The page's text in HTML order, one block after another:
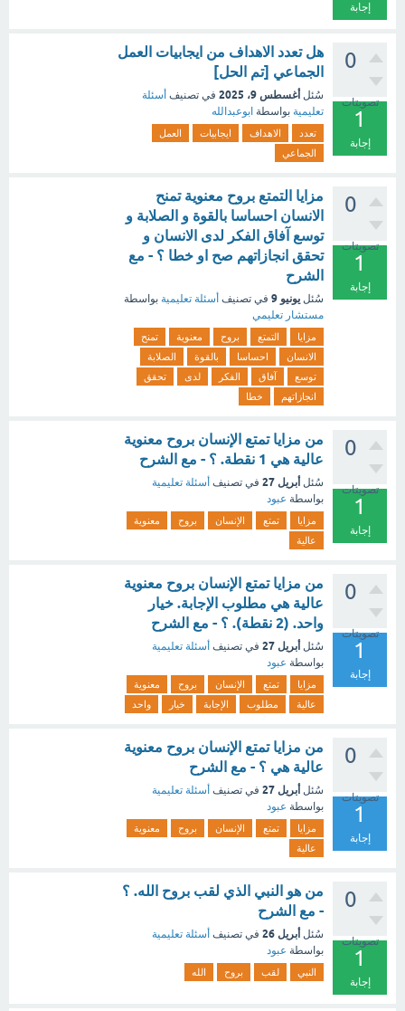
إجابة
0
تصويتات
1
إجابة
هل تعدد الاهداف من ايجابيات العمل
الجماعي [تم الحل]
سُئل أغسطس 9، 2025 في تصنيف أسئلة
تعليمية بواسطة ابوعبدالله
تعدد الاهداف ايجابيات
العمل
الجماعي
0
تصويتات
1
إجابة
مزايا التمتع بروح معنوية تمنح
الانسان احساسا بالقوة و الصلابة و
توسع آفاق الفكر لدى الانسان و
تحقق انجازاتهم صح او خطا ؟ - مع
الشرح
سُئل يونيو 9 في تصنيف أسئلة تعليمية بواسطة
مستشار تعليمي
مزايا التمتع بروح معنوية
تمنح
الانسان
احساسا بالقوة
الصلابة
توسع
آفاق الفكر لدى
تحقق
انجازاتهم
خطا
0
تصويتات
1
إجابة
من مزايا تمتع الإنسان بروح معنوية
عالية هي 1 نقطة. ؟ - مع الشرح
سُئل أبريل 27 في تصنيف أسئلة تعليمية
بواسطة عبود
مزايا تمتع الإنسان بروح
معنوية
عالية
0
تصويتات
1
إجابة
من مزايا تمتع الإنسان بروح معنوية
عالية هي مطلوب الإجابة. خيار
واحد. (2 نقطة). ؟ - مع الشرح
سُئل أبريل 27 في تصنيف أسئلة تعليمية
بواسطة عبود
مزايا تمتع الإنسان بروح
معنوية
عالية
مطلوب الإجابة خيار واحد
0
تصويتات
1
إجابة
من مزايا تمتع الإنسان بروح معنوية
عالية هي ؟ - مع الشرح
سُئل أبريل 27 في تصنيف أسئلة تعليمية
بواسطة عبود
مزايا تمتع الإنسان بروح
معنوية
عالية
0
تصويتات
1
إجابة
من هو النبي الذي لقب بروح الله. ؟
- مع الشرح
سُئل أبريل 26 في تصنيف أسئلة تعليمية
بواسطة عبود
النبي لقب بروح الله